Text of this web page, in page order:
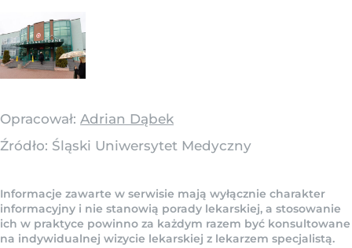
Opracował: Adrian Dąbek
Źródło: Śląski Uniwersytet Medyczny
Informacje zawarte w serwisie mają wyłącznie charakter
informacyjny i nie stanowią porady lekarskiej, a stosowanie
ich w praktyce powinno za każdym razem być konsultowane
na indywidualnej wizycie lekarskiej z lekarzem specjalistą.